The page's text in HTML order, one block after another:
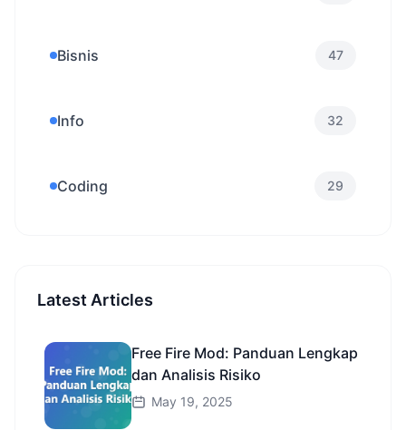
Bisnis 47
Info 32
Coding 29
Latest Articles
Free Fire Mod: Panduan Lengkap
dan Analisis Risiko
May 19, 2025